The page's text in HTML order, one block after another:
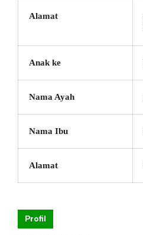
Alamat
Anak ke
Nama Ayah
Nama Ibu
Alamat
Profil